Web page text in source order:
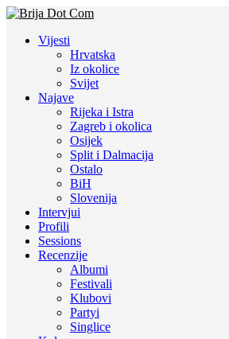
Vijesti
Hrvatska
Iz okolice
Svijet
Najave
Rijeka i Istra
Zagreb i okolica
Osijek
Split i Dalmacija
Ostalo
BiH
Slovenija
Intervjui
Profili
Sessions
Recenzije
Albumi
Festivali
Klubovi
Partyi
Singlice